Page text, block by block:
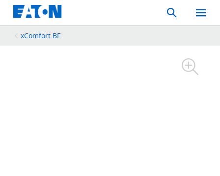
Search
Toggle
Mobile
xComfort BF